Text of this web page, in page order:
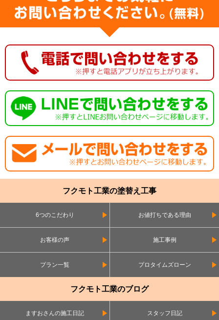
フクモト工業の塗替え工事
6つのこだわり お値打ちである理由
お客様の声 施工事例
プラン一覧 プロタイムズローン
フクモト工業のブログ
ますおさんの施工日記 スタッフ日記